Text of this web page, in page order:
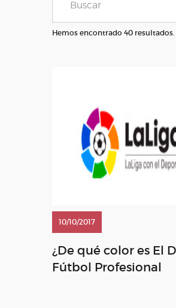
Hemos encontrado 40 resultados.
10/10/2017
¿De qué color es El
Fútbol Profesional